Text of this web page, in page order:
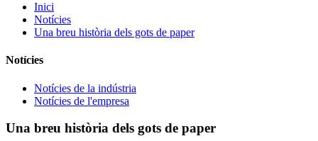
Inici
Notícies
Una breu història dels gots de paper
Notícies
Notícies de la indústria
Notícies de l'empresa
Una breu història dels gots de paper